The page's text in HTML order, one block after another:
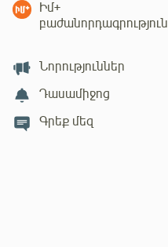
Իմ+
բաժանորդագրություն
Նորություններ
Դասամիջոց
Գրեք մեզ